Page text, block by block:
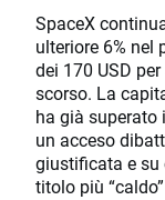
SpaceX
ulteriore 6% nel
dei 170 USD
scorso. La
ha già superato
un acceso
giustificata e su
titolo più